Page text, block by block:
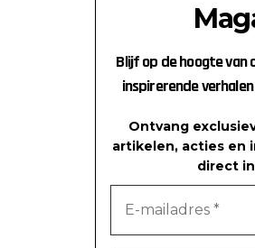
Blijf op de hoogte van
inspirerende
Ontvang
artikelen, acties en
direct